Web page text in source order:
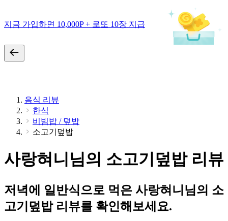
지금 가입하면 10,000P + 로또 10장 지급
음식 리뷰
한식
비빔밥 / 덮밥
소고기덮밥
사랑혀니님의 소고기덮밥 리뷰
저녁에 일반식으로 먹은 사랑혀니님의 소
고기덮밥 리뷰를 확인해보세요.